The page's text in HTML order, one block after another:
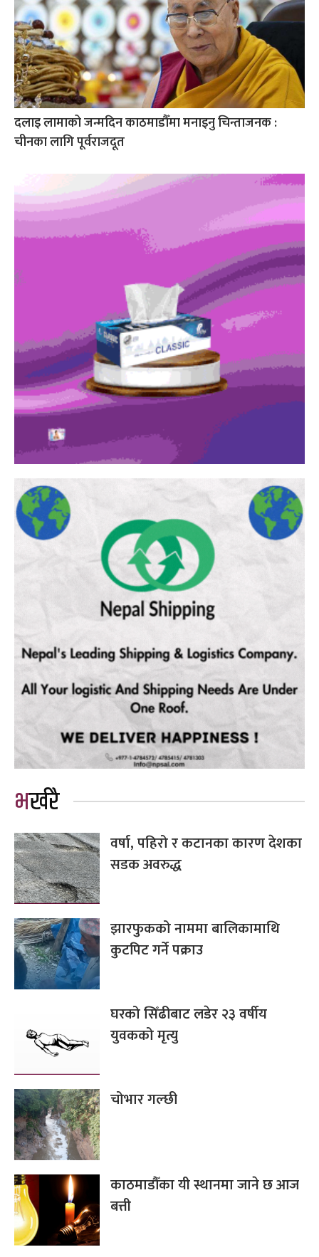
दलाइ लामाको जन्मदिन काठमाडौँमा मनाइनु चिन्ताजनक :
चीनका लागि पूर्वराजदूत
भर्खरै
वर्षा, पहिरो र कटानका कारण देशका
सडक अवरुद्ध
झारफुकको नाममा बालिकामाथि
कुटपिट गर्ने पक्राउ
घरको सिँढीबाट लडेर २३ वर्षीय
युवकको मृत्यु
चोभार गल्छी
काठमाडौँका यी स्थानमा जाने छ आज
बत्ती